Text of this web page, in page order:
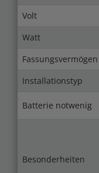
Volt
Watt
Fassungsvermögen
Installationstyp
Batterie notwenig
Besonderheiten